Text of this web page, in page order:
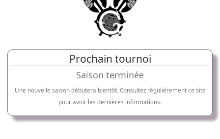
Prochain tournoi
Saison terminée
Une nouvelle saison débutera bientôt. Consultez régulièrement ce site
pour avoir les dernières informations.